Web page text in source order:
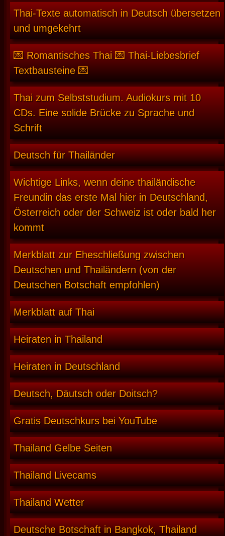
Thai-Texte automatisch in Deutsch übersetzen
und umgekehrt
💌 Romantisches Thai 💌 Thai-Liebesbrief
Textbausteine 💌
Thai zum Selbststudium. Audiokurs mit 10
CDs. Eine solide Brücke zu Sprache und
Schrift
Deutsch für Thailänder
Wichtige Links, wenn deine thailändische
Freundin das erste Mal hier in Deutschland,
Österreich oder der Schweiz ist oder bald her
kommt
Merkblatt zur Eheschließung zwischen
Deutschen und Thailändern (von der
Deutschen Botschaft empfohlen)
Merkblatt auf Thai
Heiraten in Thailand
Heiraten in Deutschland
Deutsch, Däutsch oder Doitsch?
Gratis Deutschkurs bei YouTube
Thailand Gelbe Seiten
Thailand Livecams
Thailand Wetter
Deutsche Botschaft in Bangkok, Thailand